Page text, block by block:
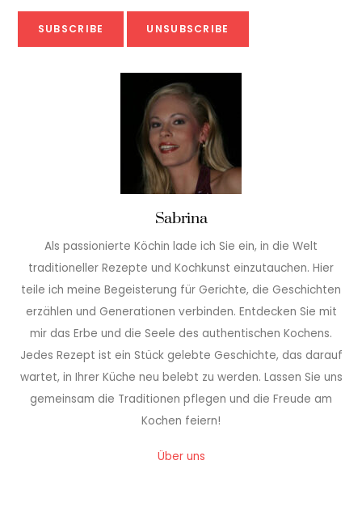
Sabrina
Als passionierte Köchin lade ich Sie ein, in die Welt
traditioneller Rezepte und Kochkunst einzutauchen. Hier
teile ich meine Begeisterung für Gerichte, die Geschichten
erzählen und Generationen verbinden. Entdecken Sie mit
mir das Erbe und die Seele des authentischen Kochens.
Jedes Rezept ist ein Stück gelebte Geschichte, das darauf
wartet, in Ihrer Küche neu belebt zu werden. Lassen Sie uns
gemeinsam die Traditionen pflegen und die Freude am
Kochen feiern!
Über uns